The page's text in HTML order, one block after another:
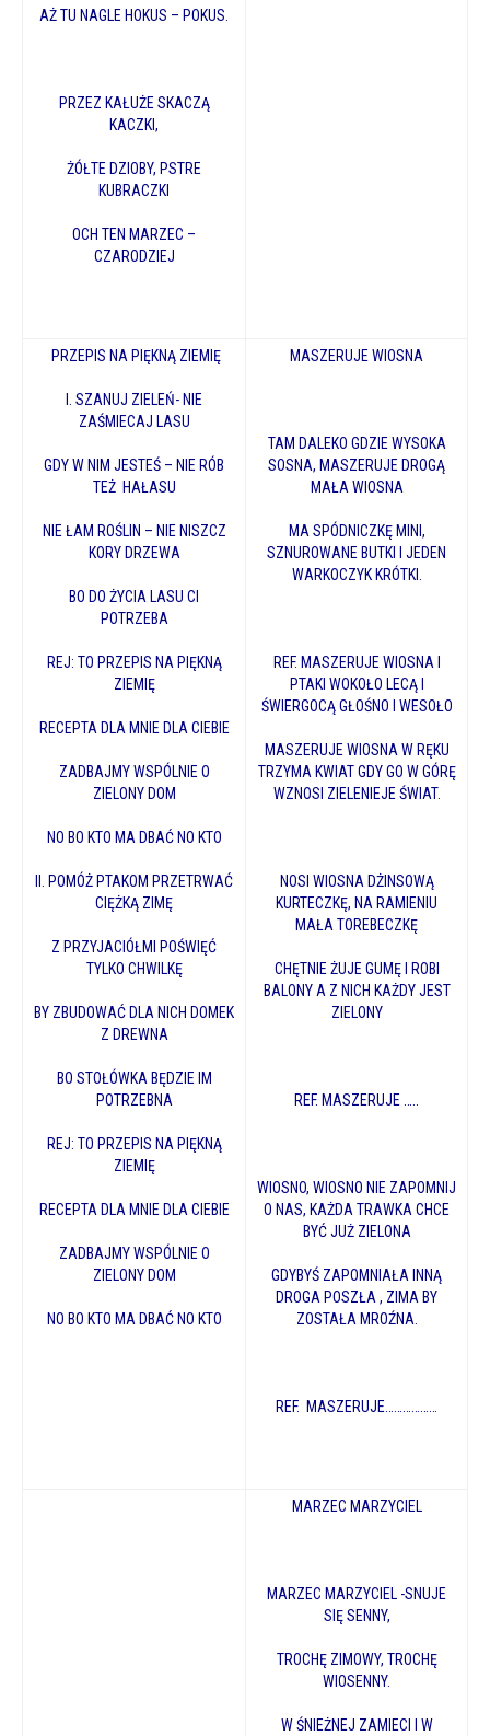
AŻ TU NAGLE HOKUS – POKUS.
PRZEZ KAŁUŻE SKACZĄ
KACZKI,
ŻÓŁTE DZIOBY, PSTRE
KUBRACZKI
OCH TEN MARZEC –
CZARODZIEJ
PRZEPIS NA PIĘKNĄ ZIEMIĘ
I. SZANUJ ZIELEŃ- NIE
ZAŚMIECAJ LASU
GDY W NIM JESTEŚ – NIE RÓB
TEŻ HAŁASU
NIE ŁAM ROŚLIN – NIE NISZCZ
KORY DRZEWA
BO DO ŻYCIA LASU CI
POTRZEBA
REJ: TO PRZEPIS NA PIĘKNĄ
ZIEMIĘ
RECEPTA DLA MNIE DLA CIEBIE
ZADBAJMY WSPÓLNIE O
ZIELONY DOM
NO BO KTO MA DBAĆ NO KTO
II. POMÓŻ PTAKOM PRZETRWAĆ
CIĘŻKĄ ZIMĘ
Z PRZYJACIÓŁMI POŚWIĘĆ
TYLKO CHWILKĘ
BY ZBUDOWAĆ DLA NICH DOMEK
Z DREWNA
BO STOŁÓWKA BĘDZIE IM
POTRZEBNA
REJ: TO PRZEPIS NA PIĘKNĄ
ZIEMIĘ
RECEPTA DLA MNIE DLA CIEBIE
ZADBAJMY WSPÓLNIE O
ZIELONY DOM
NO BO KTO MA DBAĆ NO KTO
MASZERUJE WIOSNA
TAM DALEKO GDZIE WYSOKA
SOSNA, MASZERUJE DROGĄ
MAŁA WIOSNA
MA SPÓDNICZKĘ MINI,
SZNUROWANE BUTKI I JEDEN
WARKOCZYK KRÓTKI.
REF. MASZERUJE WIOSNA I
PTAKI WOKOŁO LECĄ I
ŚWIERGOCĄ GŁOŚNO I WESOŁO
MASZERUJE WIOSNA W RĘKU
TRZYMA KWIAT GDY GO W GÓRĘ
WZNOSI ZIELENIEJE ŚWIAT.
NOSI WIOSNA DŻINSOWĄ
KURTECZKĘ, NA RAMIENIU
MAŁA TOREBECZKĘ
CHĘTNIE ŻUJE GUMĘ I ROBI
BALONY A Z NICH KAŻDY JEST
ZIELONY
REF. MASZERUJE …..
WIOSNO, WIOSNO NIE ZAPOMNIJ
O NAS, KAŻDA TRAWKA CHCE
BYĆ JUŻ ZIELONA
GDYBYŚ ZAPOMNIAŁA INNĄ
DROGA POSZŁA , ZIMA BY
ZOSTAŁA MROŹNA.
REF. MASZERUJE………………
MARZEC MARZYCIEL
MARZEC MARZYCIEL -SNUJE
SIĘ SENNY,
TROCHĘ ZIMOWY, TROCHĘ
WIOSENNY.
W ŚNIEŻNEJ ZAMIECI I W